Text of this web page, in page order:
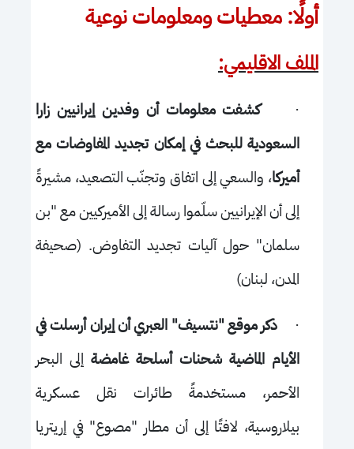
أولًا: معطيات ومعلومات نوعية
الملف الاقليمي:
·كشفت معلومات أن وفدين إيرانيين زارا
السعودية للبحث في إمكان تجديد المفاوضات مع
أميركا، والسعي إلى اتفاق وتجنّب التصعيد، مشيرةً
إلى أن الإيرانيين سلّموا رسالة إلى الأميركيين مع "بن
سلمان" حول آليات تجديد التفاوض. (صحيفة
المدن، لبنان)
· ذكر موقع "نتسيف" العبري أن إيران أرسلت في
الأيام الماضية شحنات أسلحة غامضة إلى البحر
الأحمر، مستخدمةً طائرات نقل عسكرية
بيلاروسية، لافتًا إلى أن مطار "مصوع" في إريتريا